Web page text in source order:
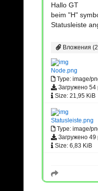
Hallo GT
beim "H"
Statusleiste
Вложения
Node.png
Type: image/
Загружено 54
Size: 21,95 KiB
Statusleiste.png
Type: image/
Загружено 49
Size: 6,83 KiB